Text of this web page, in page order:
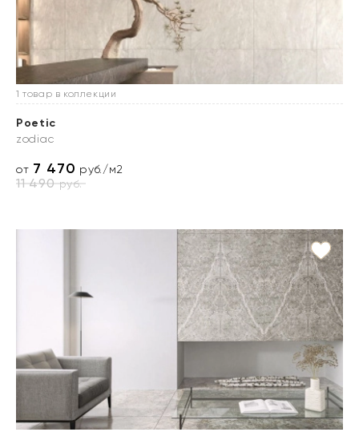
1 товар в коллекции
Poetic
zodiac
от 7 470 руб./м2
11 490руб.